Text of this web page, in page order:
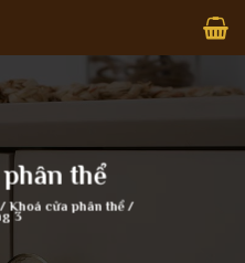
thể
/ Khoá cửa phân thể /
3